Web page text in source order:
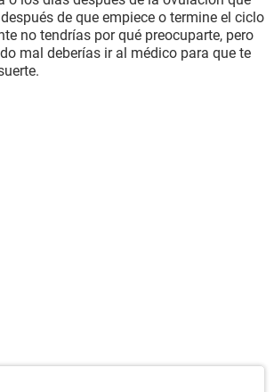
de que empiece o termine el ciclo
no tendrías por qué preocuparte, pero
mal deberías ir al médico para que te